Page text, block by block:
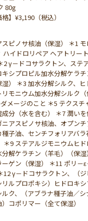
80g
格】¥3,190（税込）
ピノサ核油（保湿） ＊1 モ
ハイドロリペア ヘアトリー
2 γ－ドコサラクトン、ステ
シプロピル加水分解ケラ
） ＊3 加水分解シルク、ヒ
モニウム加水分解シルク（
メージのこと ＊5 テクスチ
成分（水を含む） ＊7 潤いを
ニアスピノサ核油、オプンチ
子油、センチフォリアバラ
＊9 ステアルジモニウムヒ
解ケラチン（羊毛）（保湿
ゲン（保湿） ＊11 ポリ－
12 γ－ドコサラクトン、（
ルプロポキシ）ヒドロキ
ク、（アブラナ種子油／シ
コポリマー（全て保湿）